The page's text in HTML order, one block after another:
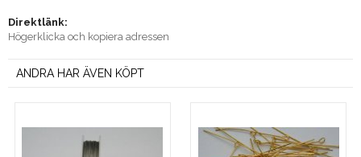
Direktlänk:
Högerklicka och kopiera adressen
ANDRA HAR ÄVEN KÖPT